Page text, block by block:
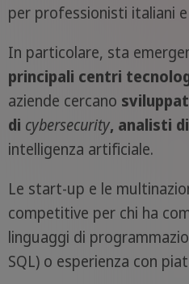
per professionisti italiani
In particolare, sta
principali centri
aziende cercano
di cybersecurity, analisti
intelligenza artificiale.
Le start-up e le
competitive per chi ha
linguaggi di
SQL) o esperienza con